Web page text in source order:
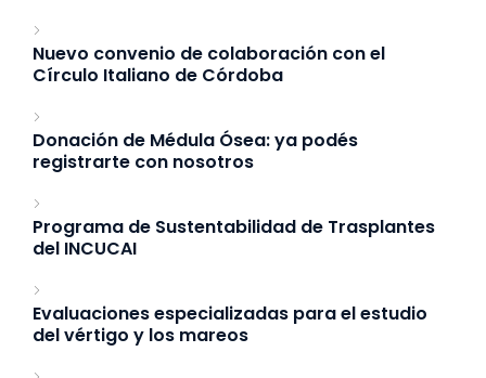
Nuevo convenio de colaboración con el
Círculo Italiano de Córdoba
Donación de Médula Ósea: ya podés
registrarte con nosotros
Programa de Sustentabilidad de Trasplantes
del INCUCAI
Evaluaciones especializadas para el estudio
del vértigo y los mareos